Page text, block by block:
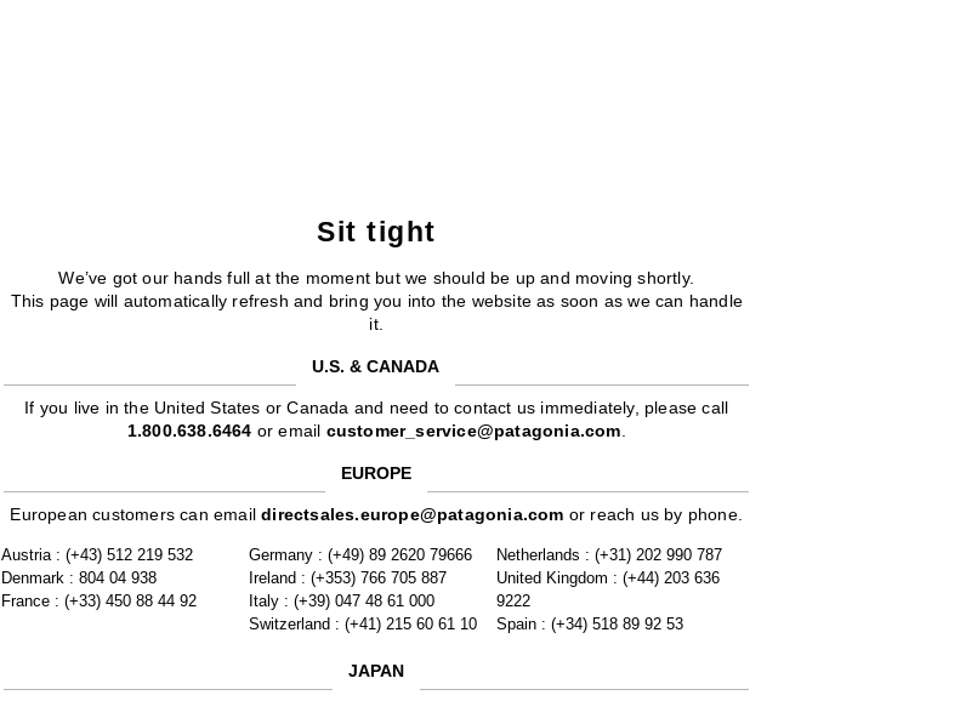
Sit tight
We’ve got our hands full at the moment but we should be up and moving shortly.
This page will automatically refresh and bring you into the website as soon as we can handle
it.
U.S. & CANADA
If you live in the United States or Canada and need to contact us immediately, please call
1.800.638.6464 or email customer_service@patagonia.com.
EUROPE
European customers can emaildirectsales.europe@patagonia.com or reach us by phone.
Austria : (+43) 512 219 532
Denmark : 804 04 938
France : (+33) 450 88 44 92
Germany : (+49) 89 2620 79666
Ireland : (+353) 766 705 887
Italy : (+39) 047 48 61 000
Switzerland : (+41) 215 60 61 10
Netherlands : (+31) 202 990 787
United Kingdom : (+44) 203 636
9222
Spain : (+34) 518 89 92 53
JAPAN